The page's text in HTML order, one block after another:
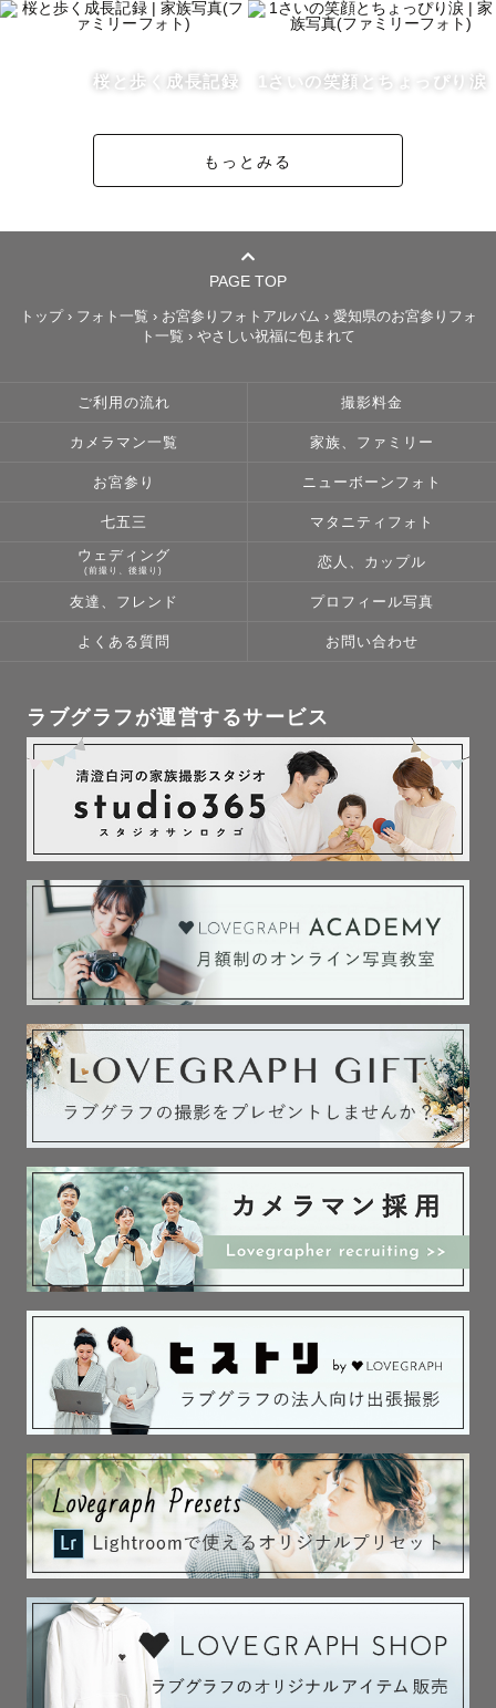
・泣いてしまっても大丈夫
・じっとできなくても大丈夫
⸻
完璧な笑顔だけではありません。
ちょっと拗ねた顔も、
ぼーっとしている時間も、
カメラマンをしています。
未来で見返したときに、「この時こんなだったね」と笑い
合えるような写真を。
その日その瞬間を、オンリーワンの宝物にします。
⸻
活動エリアについて
交通費無料エリア
愛知県、三重県北中部・伊勢志摩、滋賀県、岐阜県、静岡
県西部
その他エリア
交通費別途で、全国どこでも出張対応可能です。
⸻
自己紹介
1998年12月24日、クリスマスイブ生まれでプレゼントは
一緒にされがち🎁
ドリフターズを見て育ち、自然と人を笑顔にすることが好
きになりました。
普段はカラーに基づいた個性をお伝えするお仕事をしてい
ます。
一人ひとりのそのままの良さを大切にしながら、人と関わ
桜と歩く成長記録 1さいの笑顔とちょっぴり涙
もっとみる
PAGE TOP
トップ› フォト一覧 › お宮参りフォトアルバム › 愛知県のお宮参りフォ
ト一覧 › やさしい祝福に包まれて
ご利用の流れ 撮影料金
カメラマン一覧 家族、ファミリー
お宮参り ニューボーンフォト
七五三 マタニティフォト
ウェディング
(前撮り、後撮り)
恋人、カップル
友達、フレンド プロフィール写真
よくある質問 お問い合わせ
ラブグラフが運営するサービス